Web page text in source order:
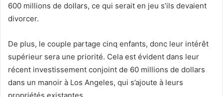
600 millions de dollars, ce qui serait en jeu s’ils devaient
divorcer.
De plus, le couple partage cinq enfants, donc leur intérêt
supérieur sera une priorité. Cela est évident dans leur
récent investissement conjoint de 60 millions de dollars
dans un manoir à Los Angeles, qui s’ajoute à leurs
propriétés existantes.